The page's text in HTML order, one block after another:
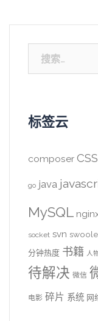
索：
标签云
composer CSS
go java
MySQL
socket svn swoole
分钟热度 书籍 人
待解决 微信
电影 碎片 系统 网